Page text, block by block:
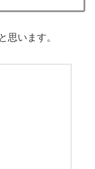
思います。